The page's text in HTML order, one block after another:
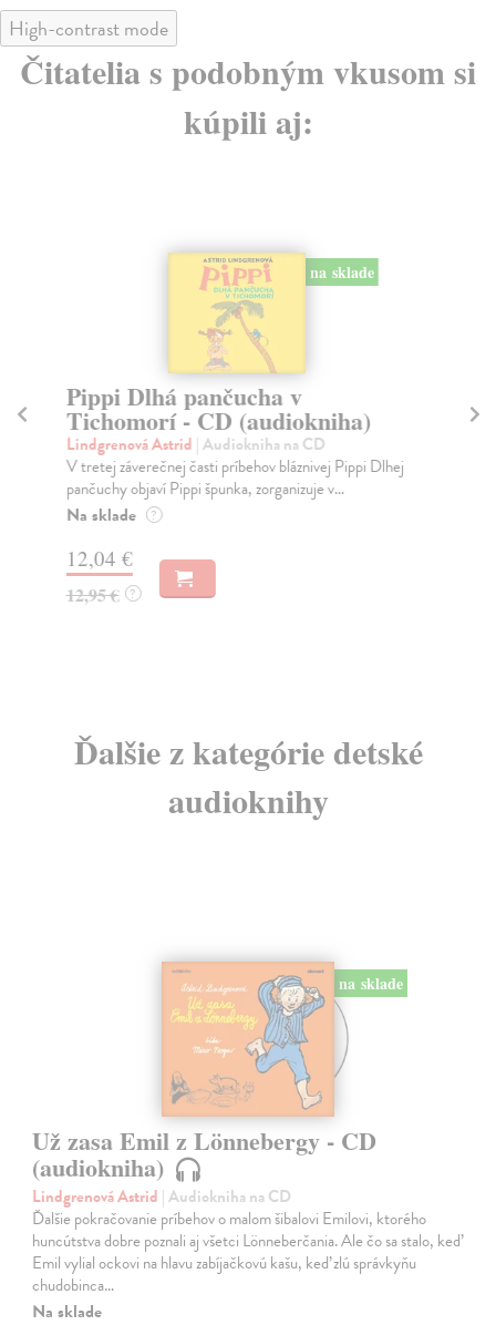
High-contrast mode
Čitatelia s podobným vkusom si
kúpili aj:
na sklade
Pippi Dlhá pančucha v
Tichomorí - CD (audiokniha)
Lindgrenová Astrid | Audiokniha na CD
V tretej záverečnej časti príbehov bláznivej Pippi Dlhej
pančuchy objaví Pippi špunka, zorganizuje v...
Na sklade ?
12,04 €
12,95 € ?
Ďalšie z kategórie detské
audioknihy
na sklade
Už zasa Emil z Lönnebergy - CD
(audiokniha)
Lindgrenová Astrid | Audiokniha na CD
Ďalšie pokračovanie príbehov o malom šibalovi Emilovi, ktorého
huncútstva dobre poznali aj všetci Lönneberčania. Ale čo sa stalo, keď
Emil vylial ockovi na hlavu zabíjačkovú kašu, keď zlú správkyňu
chudobinca…
Na sklade